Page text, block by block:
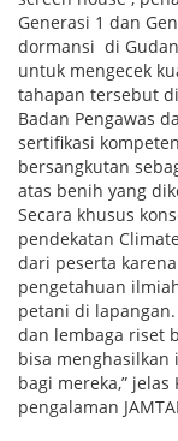
Generasi 1 dan
dormansi di
untuk mengecek
tahapan tersebut
Badan Pengawas
sertifikasi
bersangkutan
atas benih yang
Secara khusus
pendekatan
dari peserta
pengetahuan
petani di
dan lembaga riset
bisa menghasilkan
bagi mereka,”
pengalaman